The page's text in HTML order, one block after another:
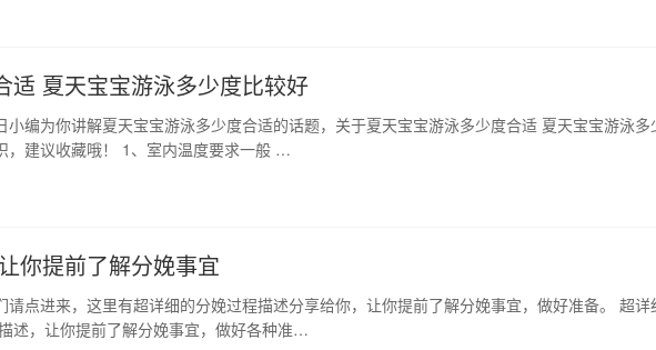
适 夏天宝宝游泳多少度比较好
小编为你讲解夏天宝宝游泳多少度合适的话题，关于夏天宝宝游泳多少度合适 夏天宝宝游泳多
，建议收藏哦！ 1、室内温度要求一般 …
你提前了解分娩事宜
请点进来，这里有超详细的分娩过程描述分享给你，让你提前了解分娩事宜，做好准备。 超详
述，让你提前了解分娩事宜，做好各种准…